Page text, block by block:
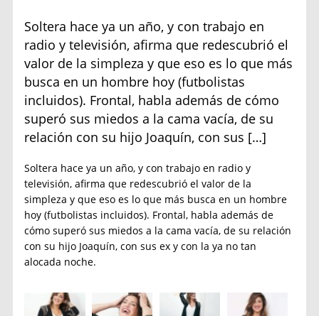
Soltera hace ya un año, y con trabajo en
radio y televisión, afirma que redescubrió el
valor de la simpleza y que eso es lo que más
busca en un hombre hoy (futbolistas
incluidos). Frontal, habla además de cómo
superó sus miedos a la cama vacía, de su
relación con su hijo Joaquín, con sus […]
Soltera hace ya un año, y con trabajo en radio y
televisión, afirma que redescubrió el valor de la
simpleza y que eso es lo que más busca en un hombre
hoy (futbolistas incluidos). Frontal, habla además de
cómo superó sus miedos a la cama vacía, de su relación
con su hijo Joaquín, con sus ex y con la ya no tan
alocada noche.